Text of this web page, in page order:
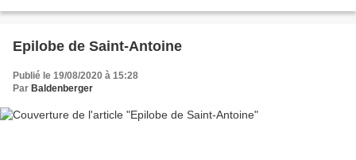
Epilobe de Saint-Antoine
Publié le 19/08/2020 à 15:28
Par Baldenberger